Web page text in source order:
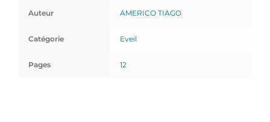
Auteur AMERICO TIAGO
Catégorie Eveil
Pages 12